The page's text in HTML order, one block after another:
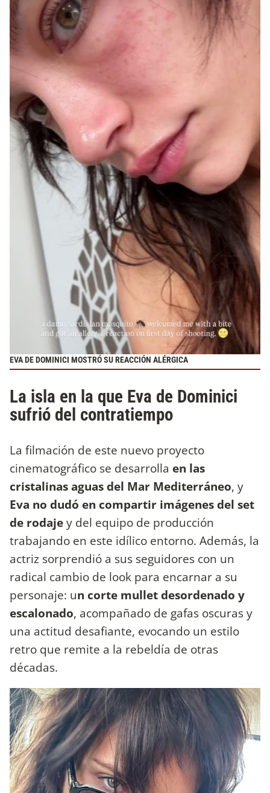
EVA DE DOMINICI MOSTRÓ SU REACCIÓN ALÉRGICA
La isla en la que Eva de Dominici
sufrió del contratiempo
La filmación de este nuevo proyecto
cinematográfico se desarrolla en las
cristalinas aguas del Mar Mediterráneo, y
Eva no dudó en compartir imágenes del set
de rodajey del equipo de producción
trabajando en este idílico entorno. Además, la
actriz sorprendió a sus seguidores con un
radical cambio de look para encarnar a su
personaje: un corte mullet desordenado y
escalonado, acompañado de gafas oscuras y
una actitud desafiante, evocando un estilo
retro que remite a la rebeldía de otras
décadas.